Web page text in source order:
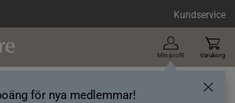
Kundservice
Min profil
för nya medlemmar!
Varukorg